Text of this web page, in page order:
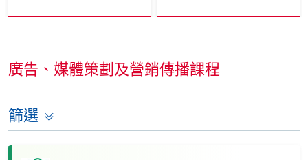
廣告、媒體策劃及營銷傳播課程
篩選